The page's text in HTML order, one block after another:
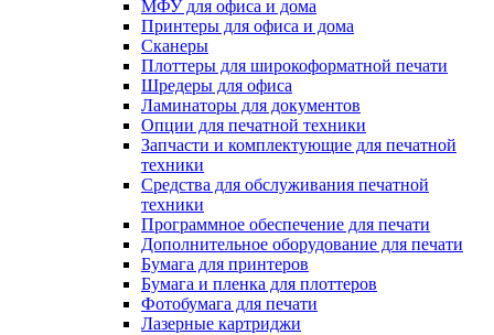
МФУ для офиса и дома
Принтеры для офиса и дома
Сканеры
Плоттеры для широкоформатной печати
Шредеры для офиса
Ламинаторы для документов
Опции для печатной техники
Запчасти и комплектующие для печатной
техники
Средства для обслуживания печатной
техники
Программное обеспечение для печати
Дополнительное оборудование для печати
Бумага для принтеров
Бумага и пленка для плоттеров
Фотобумага для печати
Лазерные картриджи